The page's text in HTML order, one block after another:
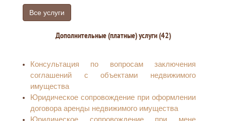
Все услуги
Дополнительные (платные) услуги (42)
Консультация по вопросам заключения
соглашений с объектами недвижимого
имущества
Юридическое сопровождение при оформлении
договора аренды недвижимого имущества
Юридическое сопровождение при мене